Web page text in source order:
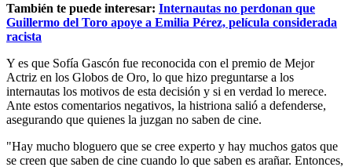
También te puede interesar: Internautas no perdonan que
Guillermo del Toro apoye a Emilia Pérez, película considerada
racista
Y es que Sofía Gascón fue reconocida con el premio de Mejor
Actriz en los Globos de Oro, lo que hizo preguntarse a los
internautas los motivos de esta decisión y si en verdad lo merece.
Ante estos comentarios negativos, la histriona salió a defenderse,
asegurando que quienes la juzgan no saben de cine.
"Hay mucho bloguero que se cree experto y hay muchos gatos que
se creen que saben de cine cuando lo que saben es arañar. Entonces,